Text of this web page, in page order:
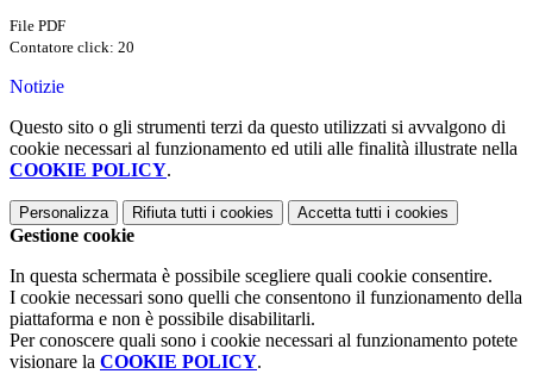
File PDF
Contatore click: 20
Notizie
Questo sito o gli strumenti terzi da questo utilizzati si avvalgono di
cookie necessari al funzionamento ed utili alle finalità illustrate nella
COOKIE POLICY.
Personalizza Rifiuta tutti i cookies Accetta tutti i cookies
Gestione cookie
In questa schermata è possibile scegliere quali cookie consentire.
I cookie necessari sono quelli che consentono il funzionamento della
piattaforma e non è possibile disabilitarli.
Per conoscere quali sono i cookie necessari al funzionamento potete
visionare la COOKIE POLICY.